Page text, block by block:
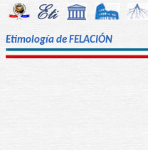
Etimología de FELACIÓN